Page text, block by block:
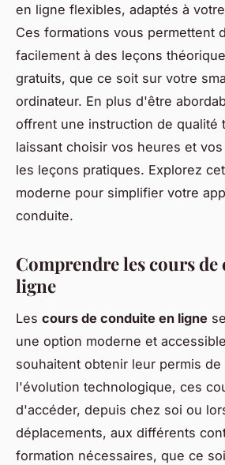
en ligne flexibles, adaptés à
Ces formations vous permettent
facilement à des leçons
gratuits, que ce soit sur votre
ordinateur. En plus d'être
offrent une instruction de qualité
laissant choisir vos heures et
les leçons pratiques. Explorez
moderne pour simplifier votre
conduite.
Comprendre les cours
ligne
Les cours de conduite en ligne
une option moderne et
souhaitent obtenir leur permis
l'évolution technologique, ces
d'accéder, depuis chez soi ou
déplacements, aux différents
formation nécessaires, que ce